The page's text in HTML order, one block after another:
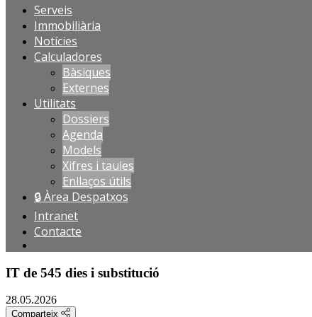
Serveis
Immobiliària
Notícies
Calculadores
Bàsiques
Externes
Utilitats
Dossiers
Agenda
Models
Xifres i taules
Enllaços útils
🔒 Àrea Despatxos
Intranet
Contacte
IT de 545 dies i substitució
28.05.2026
Comparteix